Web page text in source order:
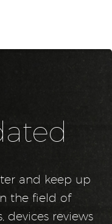
and keep up
the field of
devices reviews